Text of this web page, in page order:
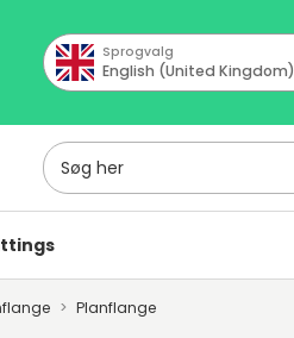
Sprogvalg
English (United Kingdom)
Søg her
Planflange